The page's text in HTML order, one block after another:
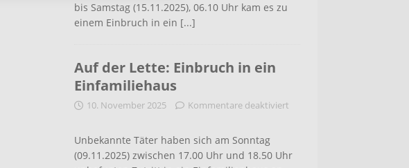
bis Samstag (15.11.2025), 06.10 Uhr kam es zu
einem Einbruch in ein [...]
Auf der Lette: Einbruch in ein
Einfamiliehaus
10. November 2025 Kommentare deaktiviert
Unbekannte Täter haben sich am Sonntag
(09.11.2025) zwischen 17.00 Uhr und 18.50 Uhr